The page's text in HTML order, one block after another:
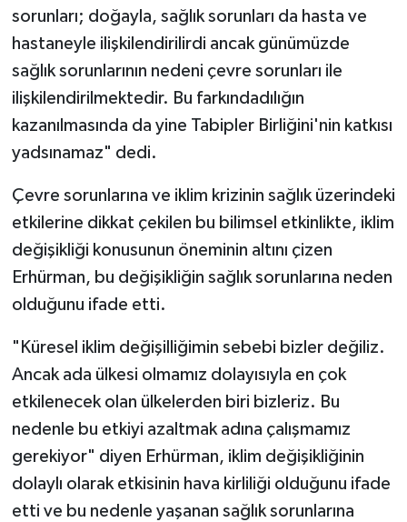
sorunları; doğayla, sağlık sorunları da hasta ve
hastaneyle ilişkilendirilirdi ancak günümüzde
sağlık sorunlarının nedeni çevre sorunları ile
ilişkilendirilmektedir. Bu farkındadılığın
kazanılmasında da yine Tabipler Birliğini'nin katkısı
yadsınamaz" dedi.
Çevre sorunlarına ve iklim krizinin sağlık üzerindeki
etkilerine dikkat çekilen bu bilimsel etkinlikte, iklim
değişikliği konusunun öneminin altını çizen
Erhürman, bu değişikliğin sağlık sorunlarına neden
olduğunu ifade etti.
"Küresel iklim değişilliğimin sebebi bizler değiliz.
Ancak ada ülkesi olmamız dolayısıyla en çok
etkilenecek olan ülkelerden biri bizleriz. Bu
nedenle bu etkiyi azaltmak adına çalışmamız
gerekiyor" diyen Erhürman, iklim değişikliğinin
dolaylı olarak etkisinin hava kirliliği olduğunu ifade
etti ve bu nedenle yaşanan sağlık sorunlarına